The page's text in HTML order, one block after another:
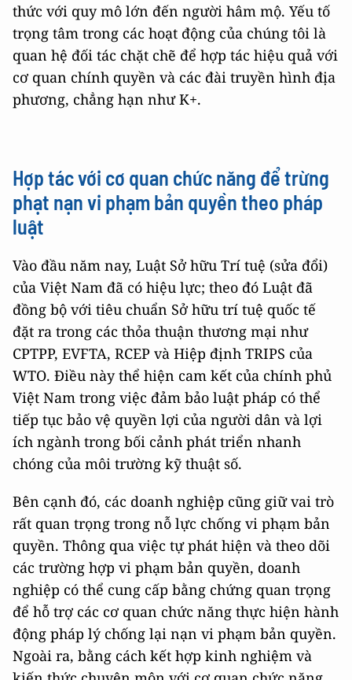
thức với quy mô lớn đến người hâm mộ. Yếu tố
trọng tâm trong các hoạt động của chúng tôi là
quan hệ đối tác chặt chẽ để hợp tác hiệu quả với
cơ quan chính quyền và các đài truyền hình địa
phương, chẳng hạn như K+.
Hợp tác với cơ quan chức năng để trừng
phạt nạn vi phạm bản quyền theo pháp
luật
Vào đầu năm nay, Luật Sở hữu Trí tuệ (sửa đổi)
của Việt Nam đã có hiệu lực; theo đó Luật đã
đồng bộ với tiêu chuẩn Sở hữu trí tuệ quốc tế
đặt ra trong các thỏa thuận thương mại như
CPTPP, EVFTA, RCEP và Hiệp định TRIPS của
WTO. Điều này thể hiện cam kết của chính phủ
Việt Nam trong việc đảm bảo luật pháp có thể
tiếp tục bảo vệ quyền lợi của người dân và lợi
ích ngành trong bối cảnh phát triển nhanh
chóng của môi trường kỹ thuật số.
Bên cạnh đó, các doanh nghiệp cũng giữ vai trò
rất quan trọng trong nỗ lực chống vi phạm bản
quyền. Thông qua việc tự phát hiện và theo dõi
các trường hợp vi phạm bản quyền, doanh
nghiệp có thể cung cấp bằng chứng quan trọng
để hỗ trợ các cơ quan chức năng thực hiện hành
động pháp lý chống lại nạn vi phạm bản quyền.
Ngoài ra, bằng cách kết hợp kinh nghiệm và